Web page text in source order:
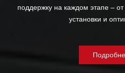
поддержку на каждом этапе –
установки и